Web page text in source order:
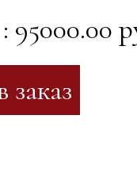
95000.00